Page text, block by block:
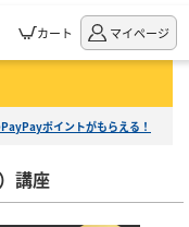
カート マイページ
ポイントがもらえる！
講座